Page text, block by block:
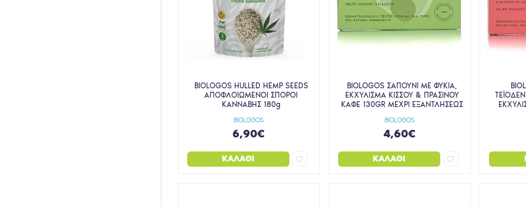
BIOLOGOS
BIOLOGOS HULLED HEMP SEEDS
ΑΠΟΦΛΟΙΩΜΕΝΟΙ ΣΠΟΡΟΙ
ΚΑΝΝΑΒΗΣ 180g
6,90€
ΚΑΛΆΘΙ
BIOLOGOS
BIOLOGOS ΣΑΠΟΥΝΙ ΜΕ ΦΥΚΙΑ,
ΕΚΧΥΛΙΣΜΑ ΚΙΣΣΟΥ & ΠΡΑΣΙΝΟΥ
ΚΑΦΕ 130GR ΜΕΧΡΙ ΕΞΑΝΤΛΗΣΕΩΣ
4,60€
ΚΑΛΆΘΙ